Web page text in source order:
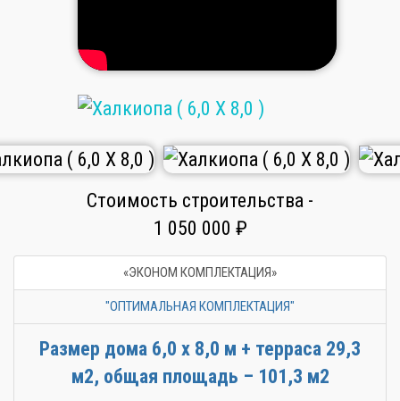
Стоимость строительства -
1 050 000 ₽
«ЭКОНОМ КОМПЛЕКТАЦИЯ»
"ОПТИМАЛЬНАЯ КОМПЛЕКТАЦИЯ"
Размер дома 6,0 х 8,0 м + терраса 29,3
м2, общая площадь – 101,3 м2